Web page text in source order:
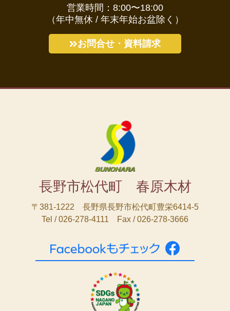
営業時間：8:00〜18:00
（年中無休 / 年末年始お盆除く）
お問合せ・資料請求
長野市松代町 春原木材
〒381-1222 長野県長野市松代町豊栄6414-5
Tel / 026-278-4111 Fax / 026-278-3666